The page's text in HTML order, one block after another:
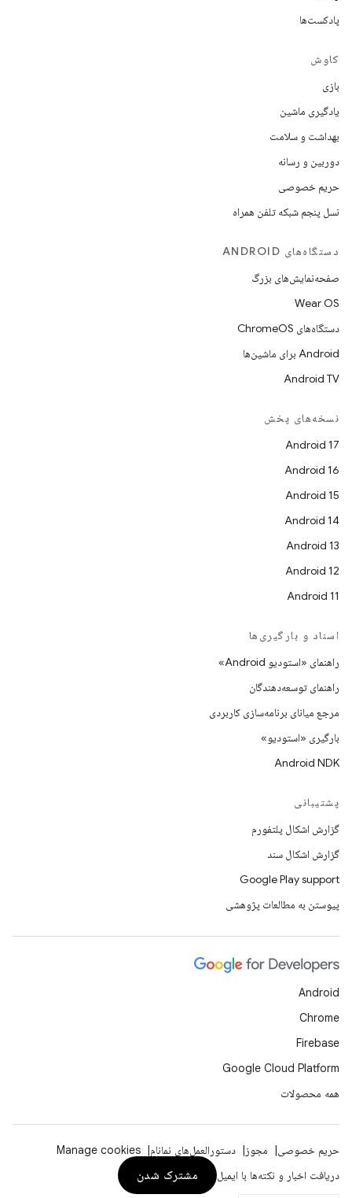
پادکست‌ها
کاوش
بازی
یادگیری ماشین
بهداشت و سلامت
دوربین و رسانه
حریم خصوصی
نسل پنجم شبکه تلفن همراه
دستگاه‌های ANDROID
صفحه‌نمایش‌های بزرگ
Wear OS
دستگاه‌های ChromeOS
Android برای ماشین‌ها
Android TV
نسخه‌های پخش
Android 17
Android 16
Android 15
Android 14
Android 13
Android 12
Android 11
اسناد و بارگیری‌ها
راهنمای «استودیو Android»
راهنمای توسعه‌دهندگان
مرجع میانای برنامه‌سازی کاربردی
بارگیری «استودیو»
Android NDK
پشتیبانی
گزارش اشکال پلتفورم
گزارش اشکال سند
Google Play support
پیوستن به مطالعات پژوهشی
Android
Chrome
Firebase
Google Cloud Platform
همه محصولات
حریم خصوصی مجوز دستورالعمل‌های نمانام
Manage cookies
دریافت اخبار و نکته‌ها با ایمیل
مشترک شدن